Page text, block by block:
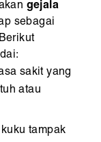
gejala
sebagai
sakit yang
atau
tampak